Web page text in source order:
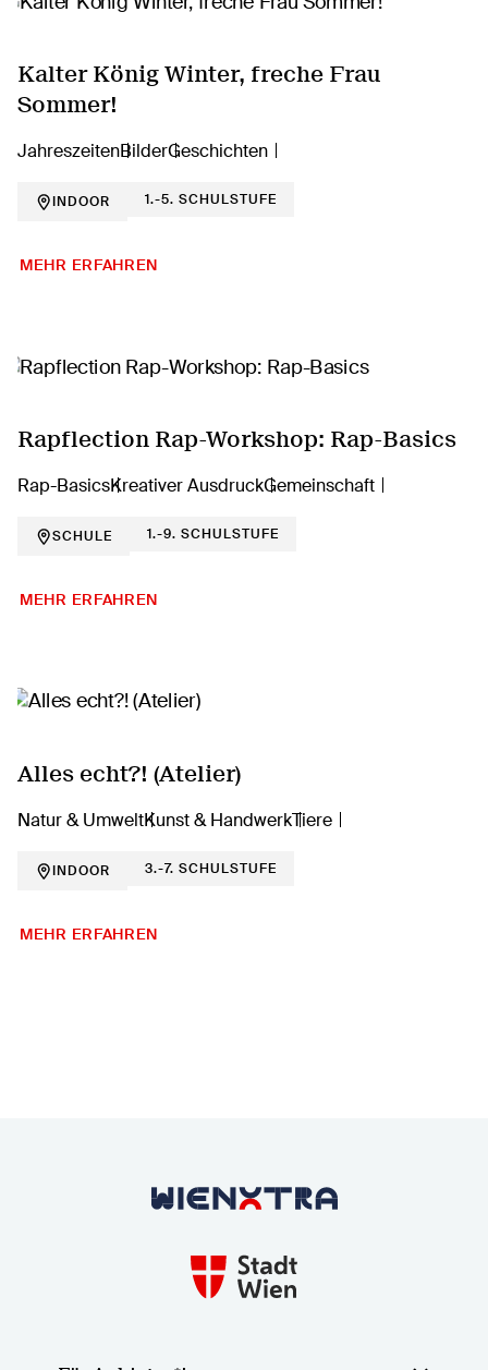
Kalter König Winter, freche Frau
Sommer!
JahreszeitenBilderGeschichten
INDOOR 1.-5. SCHULSTUFE
MEHR ERFAHREN
Rapflection Rap-Workshop: Rap-Basics
Rap-BasicsKreativer AusdruckGemeinschaft
SCHULE 1.-9. SCHULSTUFE
MEHR ERFAHREN
Alles echt?! (Atelier)
Natur & UmweltKunst & HandwerkTiere
INDOOR 3.-7. SCHULSTUFE
MEHR ERFAHREN
Zurück zur Startseite